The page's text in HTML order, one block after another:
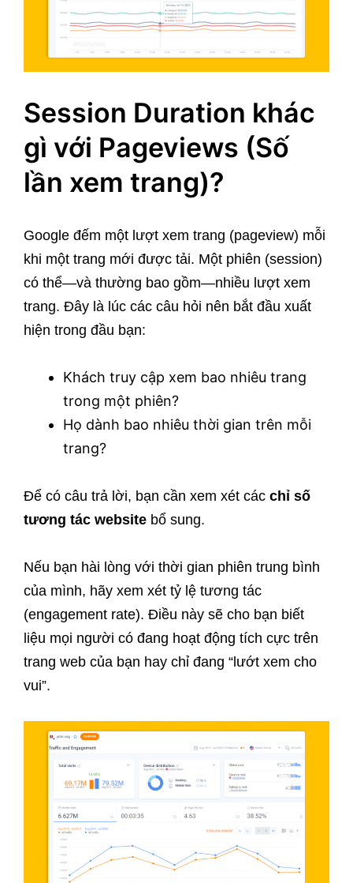
Session Duration khác
gì với Pageviews (Số
lần xem trang)?
Google đếm một lượt xem trang (pageview) mỗi
khi một trang mới được tải. Một phiên (session)
có thể—và thường bao gồm—nhiều lượt xem
trang. Đây là lúc các câu hỏi nên bắt đầu xuất
hiện trong đầu bạn:
Khách truy cập xem bao nhiêu trang
trong một phiên?
Họ dành bao nhiêu thời gian trên mỗi
trang?
Để có câu trả lời, bạn cần xem xét các chỉ số
tương tác website bổ sung.
Nếu bạn hài lòng với thời gian phiên trung bình
của mình, hãy xem xét tỷ lệ tương tác
(engagement rate). Điều này sẽ cho bạn biết
liệu mọi người có đang hoạt động tích cực trên
trang web của bạn hay chỉ đang “lướt xem cho
vui”.